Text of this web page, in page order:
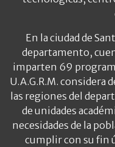
En la ciudad de
departamento,
imparten 69
U.A.G.R.M. considera
las regiones del
de unidades
necesidades de la
cumplir con su fin